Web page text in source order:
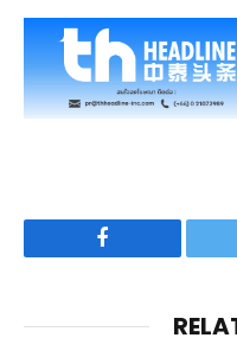
Facebook